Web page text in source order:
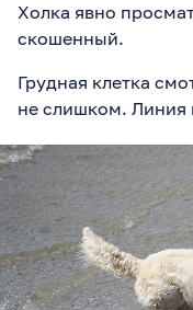
Холка явно
скошенный.
Грудная клетка
не слишком. Линия